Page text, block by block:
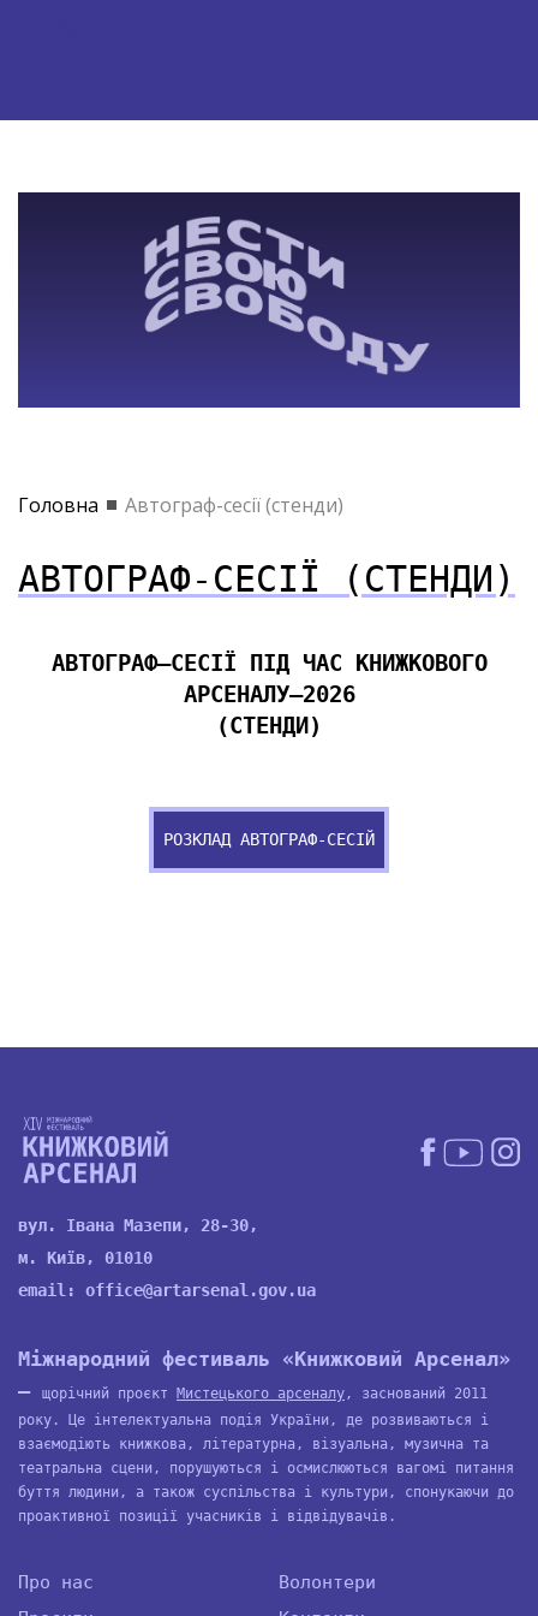
Головна Автограф-сесії (стенди)
АВТОГРАФ-СЕСІЇ (СТЕНДИ)
АВТОГРАФ–СЕСІЇ ПІД ЧАС КНИЖКОВОГО
АРСЕНАЛУ–2026
(СТЕНДИ)
РОЗКЛАД АВТОГРАФ-СЕСІЙ
вул. Івана Мазепи, 28-30,
м. Київ, 01010
email: office@artarsenal.gov.ua
Міжнародний фестиваль «Книжковий Арсенал»
—
щорічний проєкт Мистецького арсеналу, заснований 2011
року. Це інтелектуальна подія України, де розвиваються і
взаємодіють книжкова, літературна, візуальна, музична та
театральна сцени, порушуються і осмислюються вагомі питання
буття людини, а також суспільства і культури, спонукаючи до
проактивної позиції учасників і відвідувачів.
Про нас
Волонтери